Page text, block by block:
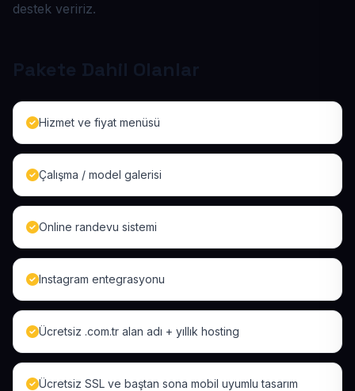
destek veririz.
Pakete Dahil Olanlar
Hizmet ve fiyat menüsü
Çalışma / model galerisi
Online randevu sistemi
Instagram entegrasyonu
Ücretsiz .com.tr alan adı + yıllık hosting
Ücretsiz SSL ve baştan sona mobil uyumlu tasarım